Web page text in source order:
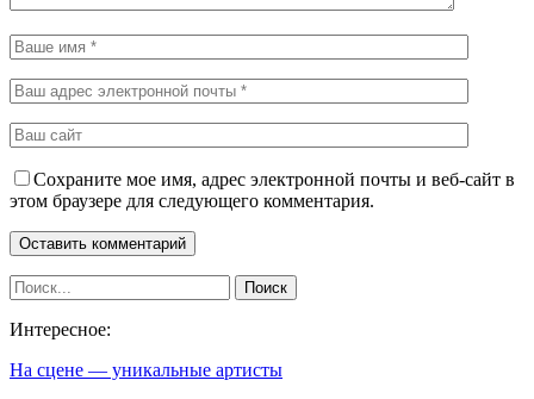
Сохраните мое имя, адрес электронной почты и веб-сайт в
этом браузере для следующего комментария.
Интересное:
На сцене — уникальные артисты